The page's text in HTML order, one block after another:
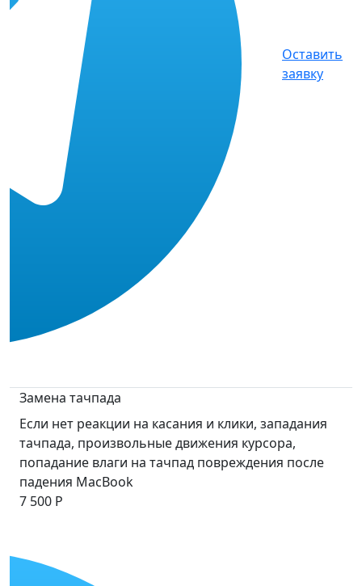
Оставить
заявку
Замена тачпада
Если нет реакции на касания и клики, западания
тачпада, произвольные движения курсора,
попадание влаги на тачпад повреждения после
падения MacBook
7 500 Р